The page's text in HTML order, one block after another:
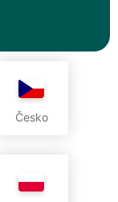
Česko